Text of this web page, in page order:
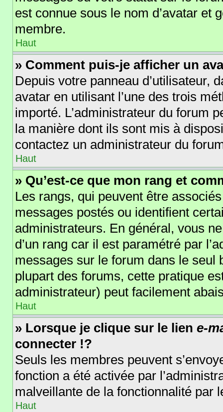
est connue sous le nom d’avatar et
membre.
Haut
» Comment puis-je afficher un
Depuis votre panneau d’utilisateur,
avatar en utilisant l’une des trois
importé. L’administrateur du forum
la manière dont ils sont mis à
contactez un administrateur du
Haut
» Qu’est-ce que mon rang et
Les rangs, qui peuvent être
messages postés ou identifient
administrateurs. En général, vous
d’un rang car il est paramétré par
messages sur le forum dans le seul
plupart des forums, cette pratique
administrateur) peut facilement
Haut
» Lorsque je clique sur le lien e-
connecter !?
Seuls les membres peuvent
fonction a été activée par
malveillante de la fonctionnalité par
Haut